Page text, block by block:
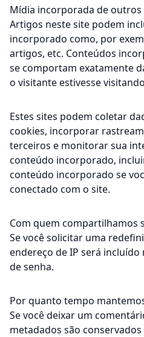
Mídia incorporada de outros
Artigos neste site podem
incorporado como, por
artigos, etc. Conteúdos
se comportam exatamente
o visitante estivesse
Estes sites podem coletar
cookies, incorporar
terceiros e monitorar sua
conteúdo incorporado,
conteúdo incorporado se
conectado com o site.
Com quem compartilhamos
Se você solicitar uma
endereço de IP será
de senha.
Por quanto tempo
Se você deixar um
metadados são